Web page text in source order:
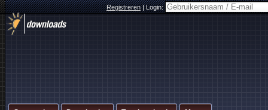
Registreren|Login: